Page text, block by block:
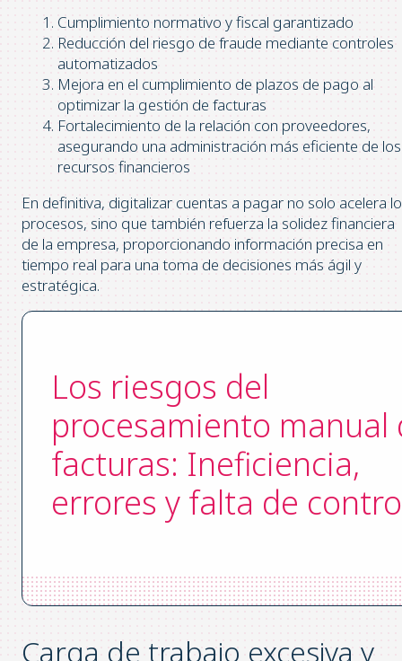
Cumplimiento normativo y fiscal garantizado
Reducción del riesgo de fraude mediante controles
automatizados
Mejora en el cumplimiento de plazos de pago al
optimizar la gestión de facturas
Fortalecimiento de la relación con proveedores,
asegurando una administración más eficiente de los
recursos financieros
En definitiva, digitalizar cuentas a pagar no solo acelera
procesos, sino que también refuerza la solidez financiera
de la empresa, proporcionando información precisa en
tiempo real para una toma de decisiones más ágil y
estratégica.
Los riesgos del
procesamiento manual
facturas: Ineficiencia,
errores y falta de
Carga de trabajo excesiva y